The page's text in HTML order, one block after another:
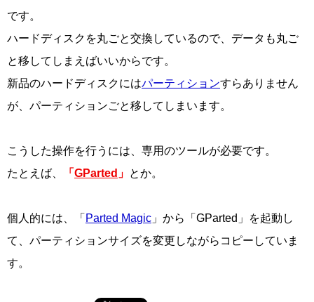
です。
ハードディスクを丸ごと交換しているので、データも丸ご
と移してしまえばいいからです。
新品のハードディスクにはパーティションすらありません
が、パーティションごと移してしまいます。
こうした操作を行うには、専用のツールが必要です。
たとえば、
「 GParted 」 とか。
個人的には、「 Parted Magic 」から「GParted」を起動し
て、パーティションサイズを変更しながらコピーしていま
す。